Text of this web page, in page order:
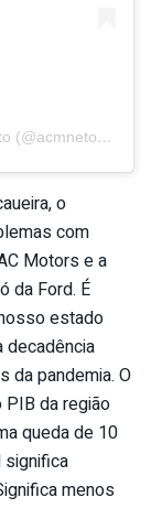
Uma publicação compartilhada por ACM Neto (@acmnetooficial)
o
com
Motors e a
da Ford. É
estado
decadência
da pandemia. O
PIB da região
queda de 10
significa
menos